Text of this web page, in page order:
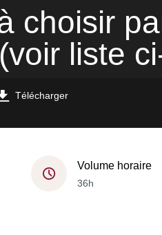
choisir
liste
Télécharger
Volume horaire
36h